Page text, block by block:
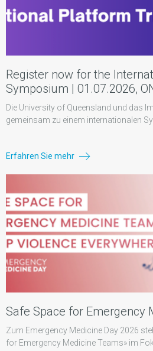
Register now for the
Symposium | 01.07.2026,
Die University of Queensland und das
gemeinsam zu einem internationalen
Erfahren Sie mehr
Safe Space for Emergency
Zum Emergency Medicine Day 2026
for Emergency Medicine Teams» im